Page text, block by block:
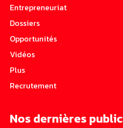
Entrepreneuriat
Dossiers
Opportunités
Vidéos
Plus
Recrutement
Nos dernières